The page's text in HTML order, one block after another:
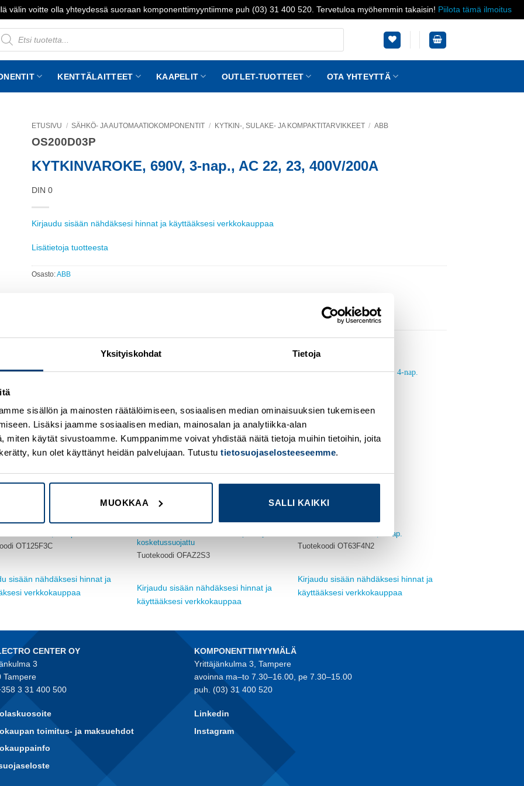
Yksityiskohdat Tietoja
sisällön ja mainosten räätälöimiseen, sosiaalisen median ominaisuuksien tukemiseen
Lisäksi jaamme sosiaalisen median, mainosalan ja analytiikka-alan
miten käytät sivustoamme. Kumppanimme voivat yhdistää näitä tietoja muihin tietoihin, joita
kun olet käyttänyt heidän palvelujaan. Tutustu tietosuojaselosteeseemme.
MUOKKAA SALLI KAIKKI
välin voitte olla yhteydessä suoraan komponenttimyyntiimme puh (03) 31 400 520. Tervetuloa myöhemmin takaisin! Piilota tämä ilmoitus
KENTTÄLAITTEET KAAPELIT OUTLET-TUOTTEET OTA YHTEYTTÄ
ETUSIVU / SÄHKÖ- JA AUTOMAATIOKOMPONENTIT / KYTKIN-, SULAKE- JA KOMPAKTITARVIKKEET / ABB
OS200D03P
KYTKINVAROKE, 690V, 3-nap., AC 22, 23, 400V/200A
DIN 0
Kirjaudu sisään nähdäksesi hinnat ja käyttääksesi verkkokauppaa
Lisätietoja tuotteesta
Osasto:ABB
OT125F3C
sisään nähdäksesi hinnat ja
verkkokauppaa
ABB
kosketussuojattu
Tuotekoodi OFAZ2S3
Kirjaudu sisään nähdäksesi hinnat ja
käyttääksesi verkkokauppaa
ABB
VÄÄNTÖKYTKIN 690V, 4-nap.
Tuotekoodi OT63F4N2
Kirjaudu sisään nähdäksesi hinnat ja
käyttääksesi verkkokauppaa
CENTER OY
3
Tampere
3 31 400 500
toimitus- ja maksuehdot
KOMPONENTTIMYYMÄLÄ
Yrittäjänkulma 3, Tampere
avoinna ma–to 7.30–16.00, pe 7.30–15.00
puh. (03) 31 400 520
Linkedin
Instagram